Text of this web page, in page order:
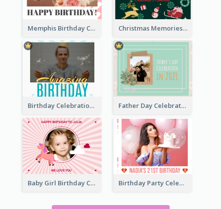
Memphis Birthday Celebration Photo Book Christmas Memories Photo Book
Birthday Celebration Photo Book Father Day Celebration Photo Book With Quotes
Baby Girl Birthday Celebration Photo Book Birthday Party Celebration Photo Book